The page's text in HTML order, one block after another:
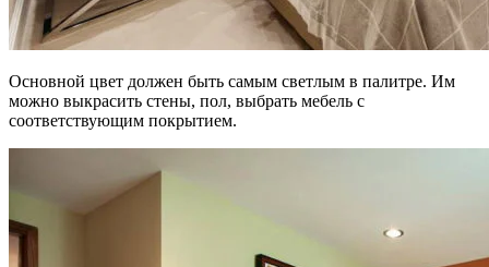
Основной цвет должен быть самым светлым в палитре. Им
можно выкрасить стены, пол, выбрать мебель с
соответствующим покрытием.